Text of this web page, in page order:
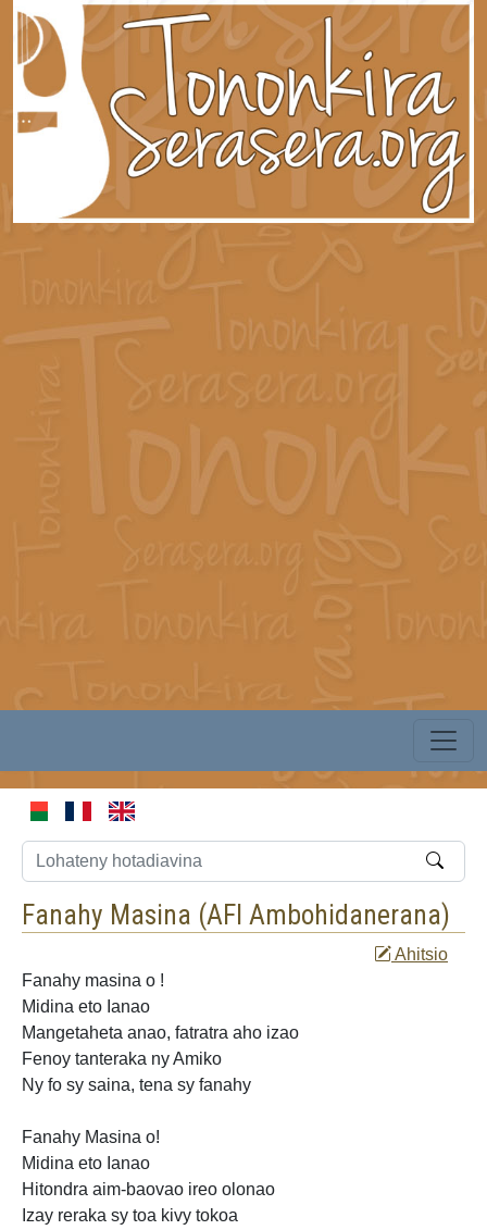
Fanahy Masina (AFI Ambohidanerana)
Ahitsio
Fanahy masina o !
Midina eto Ianao
Mangetaheta anao, fatratra aho izao
Fenoy tanteraka ny Amiko
Ny fo sy saina, tena sy fanahy
Fanahy Masina o!
Midina eto Ianao
Hitondra aim-baovao ireo olonao
Izay reraka sy toa kivy tokoa